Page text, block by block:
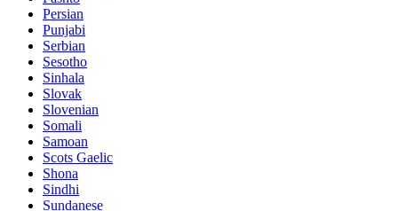
Persian
Punjabi
Serbian
Sesotho
Sinhala
Slovak
Slovenian
Somali
Samoan
Scots Gaelic
Shona
Sindhi
Sundanese